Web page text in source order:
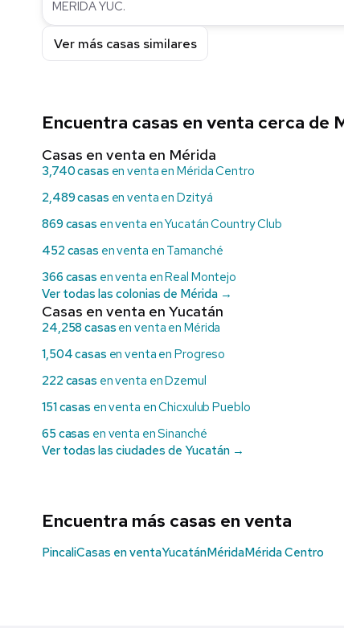
MERIDA YUC.
Ver más casas similares
Encuentra casas en venta cerca de
Casas en venta en Mérida
3,740 casas en venta en Mérida Centro
2,489 casas en venta en Dzityá
869 casas en venta en Yucatán Country Club
452 casas en venta en Tamanché
366 casas en venta en Real Montejo
Ver todas las colonias de Mérida →
Casas en venta en Yucatán
24,258 casas en venta en Mérida
1,504 casas en venta en Progreso
222 casas en venta en Dzemul
151 casas en venta en Chicxulub Pueblo
65 casas en venta en Sinanché
Ver todas las ciudades de Yucatán →
Encuentra más casas en venta
PincaliCasas en ventaYucatánMéridaMérida Centro